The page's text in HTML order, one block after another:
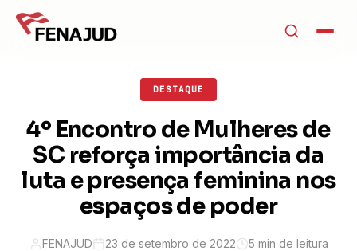
DESTAQUE
4º Encontro de Mulheres de
SC reforça importância da
luta e presença feminina nos
espaços de poder
FENAJUD 23 de setembro de 2022 5 min de leitura